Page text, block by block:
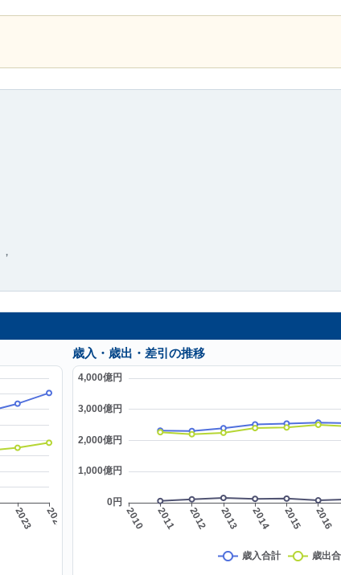
歳入・歳出・差引の推移